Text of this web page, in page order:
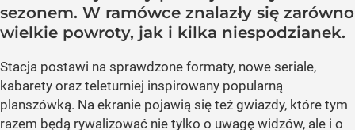
sezonem. W ramówce znalazły się zarówno
wielkie powroty, jak i kilka niespodzianek.
Stacja postawi na sprawdzone formaty, nowe seriale,
kabarety oraz teleturniej inspirowany popularną
planszówką. Na ekranie pojawią się też gwiazdy, które tym
razem będą rywalizować nie tylko o uwagę widzów, ale i o